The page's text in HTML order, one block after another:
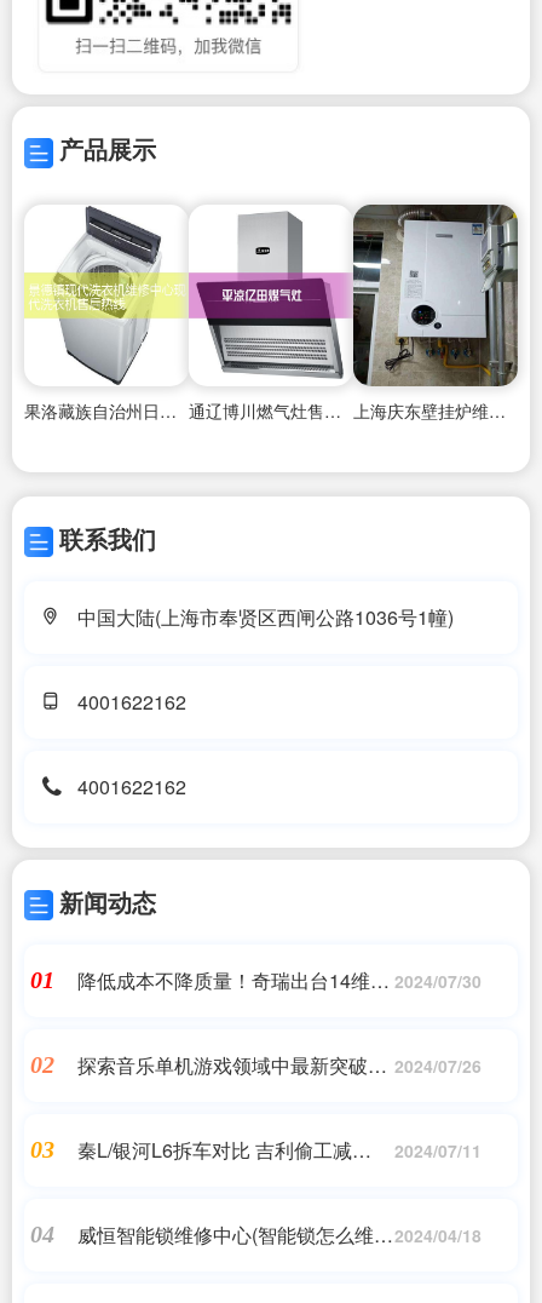
产品展示
果洛藏族自治州日普洗衣机维修中心 通辽博川燃气灶售后维修中心 上海庆东壁挂炉维修电话,
联系我们
中国大陆(上海市奉贤区西闸公路1036号1幢)
4001622162
4001622162
新闻动态
01
降低成本不降质量！奇瑞出台14维度 2024/07/30
02
探索音乐单机游戏领域中最新突破与 2024/07/26
03
秦L/银河L6拆车对比 吉利偷工减
2024/07/11
04
威恒智能锁维修中心(智能锁怎么维修2024/04/18